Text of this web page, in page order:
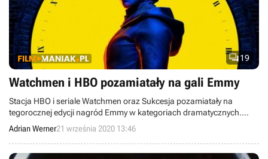
19
Watchmen i HBO pozamiatały na gali Emmy
Stacja HBO i seriale Watchmen oraz Sukcesja pozamiatały na
tegorocznej edycji nagród Emmy w kategoriach dramatycznych.
Natomiast kanadyjskie Shitt’s Creek skompletowało wszystkie
dostępne statuetki dla produkcji komediowych.
Adrian Werner21 września 2020 13:46